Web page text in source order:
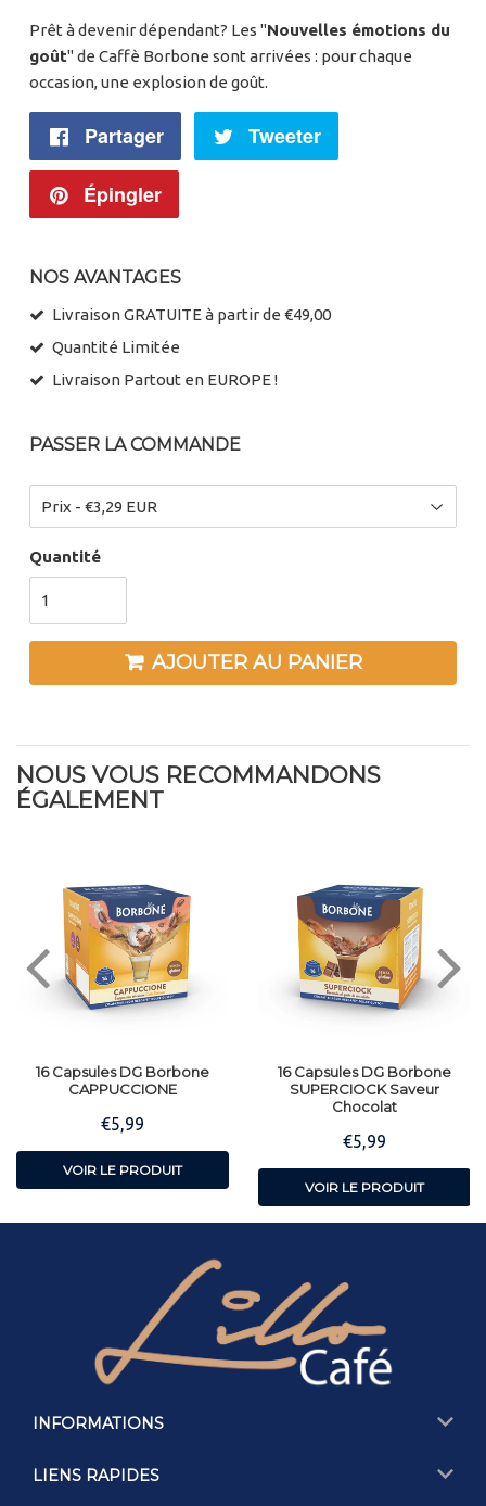
Prêt à devenir dépendant? Les "Nouvelles émotions du
goût" de Caffè Borbone sont arrivées : pour chaque
occasion, une explosion de goût.
Partager
PartagerTweeter
Épingler
Pinterest
NOS AVANTAGES
Livraison GRATUITE à partir de €49,00
Quantité Limitée
Livraison Partout en EUROPE !
PASSER LA COMMANDE
Quantité
AJOUTER AU PANIER
NOUS VOUS RECOMMANDONS
ÉGALEMENT
16 Capsules DG Borbone
CAPPUCCIONE
Prix
régulier
€5,99
VOIR LE PRODUIT
16 Capsules DG Borbone
SUPERCIOCK Saveur
Chocolat
Prix
régulier
€5,99
VOIR LE PRODUIT
INFORMATIONS
LIENS RAPIDES